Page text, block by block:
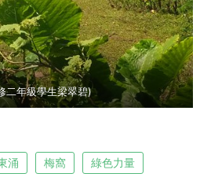
二年級學生梁翠碧)
涌 梅窩 綠色力量